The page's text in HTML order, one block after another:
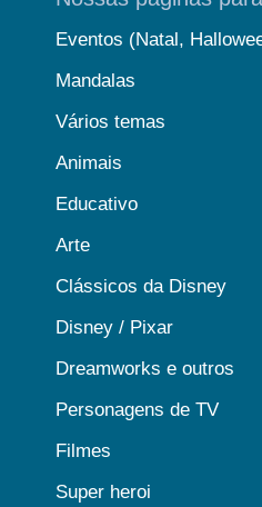
Eventos (Natal,
Mandalas
Vários temas
Animais
Educativo
Arte
Clássicos da Disney
Disney / Pixar
Dreamworks e outros
Personagens de TV
Filmes
Super heroi